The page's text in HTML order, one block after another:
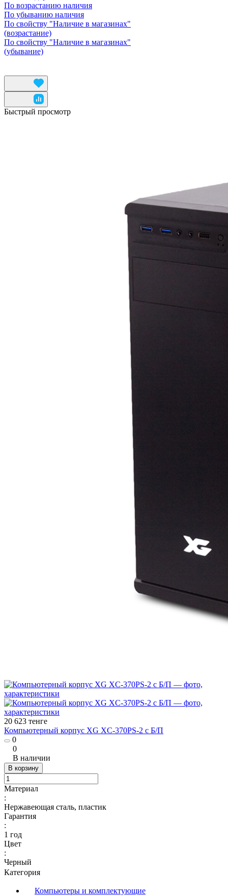
По возрастанию наличия
По убыванию наличия
По свойству "Наличие в магазинах"
(возрастание)
По свойству "Наличие в магазинах"
(убывание)
Быстрый просмотр
20 623 тенге
Компьютерный корпус XG XC-370PS-2 с Б/П
0
0
В наличии
В корзину
Материал
:
Нержавеющая сталь, пластик
Гарантия
:
1 год
Цвет
:
Черный
Категория
Компьютеры и комплектующие